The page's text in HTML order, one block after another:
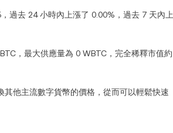
，過去 24 小時內 上漲了 0.00% ，過去 7 天內 上
，最大供應量為 0 WBTC ，完全稀釋市值約
其他主流數字貨幣的價格，從而可以輕鬆快速